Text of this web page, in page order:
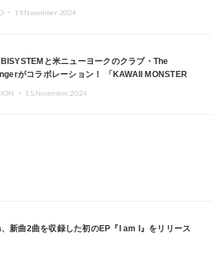
・ 19.November.2024
と米ニューヨークのクラブ・The
がコラボレーション！ 「KAWAII MONSTER
・ 15.November.2024
新曲2曲を収録した初のEP『I am I』をリリース